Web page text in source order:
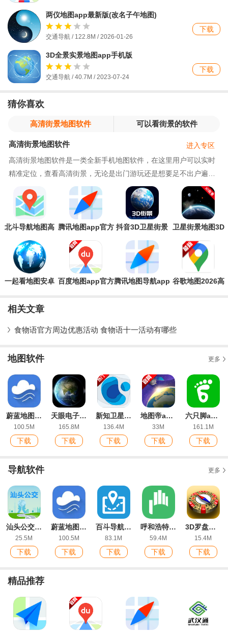
两仪地图app最新版(改名子午地图)
交通导航 / 122.8M / 2026-01-26
下载
3D全景实景地图app手机版
交通导航 / 40.7M / 2023-07-24
下载
猜你喜欢
高清街景地图软件 可以看街景的软件
高清街景地图软件
高清街景地图软件是一类全新手机地图软件，在这里用户可以实时
精准定位，查看高清街景，无论是出门游玩还是想要足不出户遍览
天下风光，高清街景地图都可以很好的满足用户们的需求，帮助快
速欣赏当地风光，在地图上支持任意定位，你想去的地方这里都能
帮你实现，操作相当简单，好玩有趣，功能强大，带你体验全新不
一样的地图软件，如果你没有尝试
进入专区
北斗导航地图高
版
腾讯地图app官方 抖音3D卫星街景
卫星街景地图3D
一起看地图安卓 百度地图app官方腾讯地图导航app 谷歌地图2026高
相关文章
食物语官方周边优惠活动 食物语十一活动有哪些
地图软件 更多
蔚蓝地图官方版app
100.5M
下载
天眼电子地图软件最新版
165.8M
下载
新知卫星地图终身免费版
136.4M
下载
地图帝app官方版
33M
下载
六只脚app最新版
161.1M
下载
导航软件 更多
汕头公交实时查询app
25.5M
下载
蔚蓝地图官方版app
100.5M
下载
百斗导航app最新版
83.1M
下载
呼和浩特掌上青城app最新版
59.4M
下载
3D罗盘指南针手机版
15.4M
下载
精品推荐